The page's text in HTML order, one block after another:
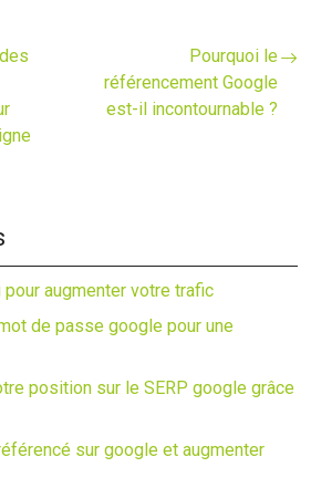
Pourquoi le
référencement Google
est-il incontournable ?
augmenter votre trafic
de passe google pour une
position sur le SERP google grâce
sur google et augmenter